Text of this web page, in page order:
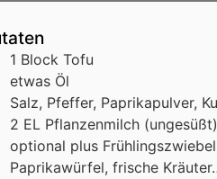
1 Block Tofu
etwas Öl
Salz, Pfeffer, Paprikapulver,
2 EL Pflanzenmilch
optional plus
Paprikawürfel, frische